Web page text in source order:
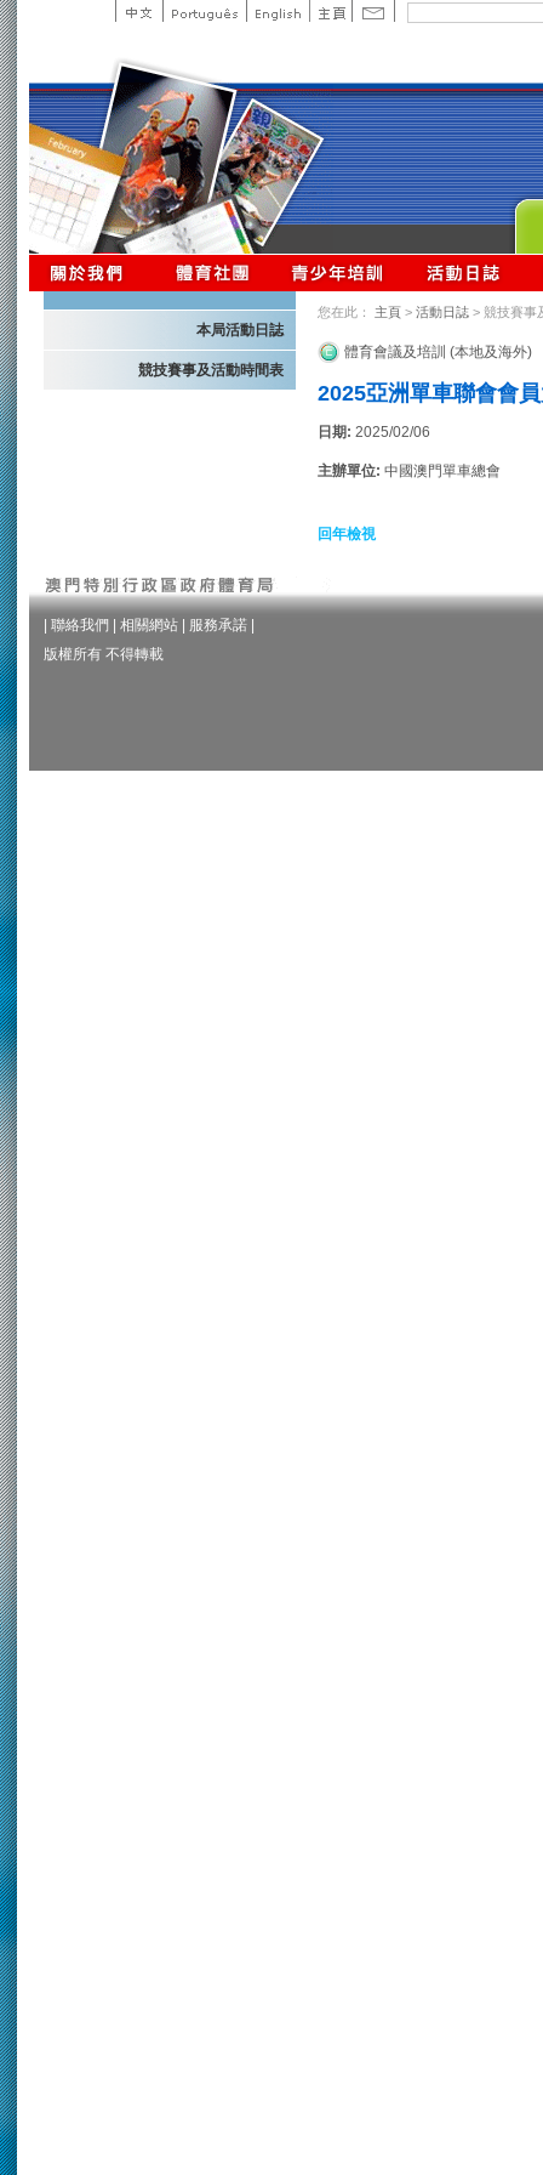
本局活動日誌
競技賽事及活動時間表
您在此： 主頁 > 活動日誌 > 競技賽事
體育會議及培訓 (本地及海外)
2025亞洲單車聯會會
日期: 2025/02/06
主辦單位: 中國澳門單車總會
回年檢視
聯絡我們 相關網站 服務承諾
版權所有 不得轉載